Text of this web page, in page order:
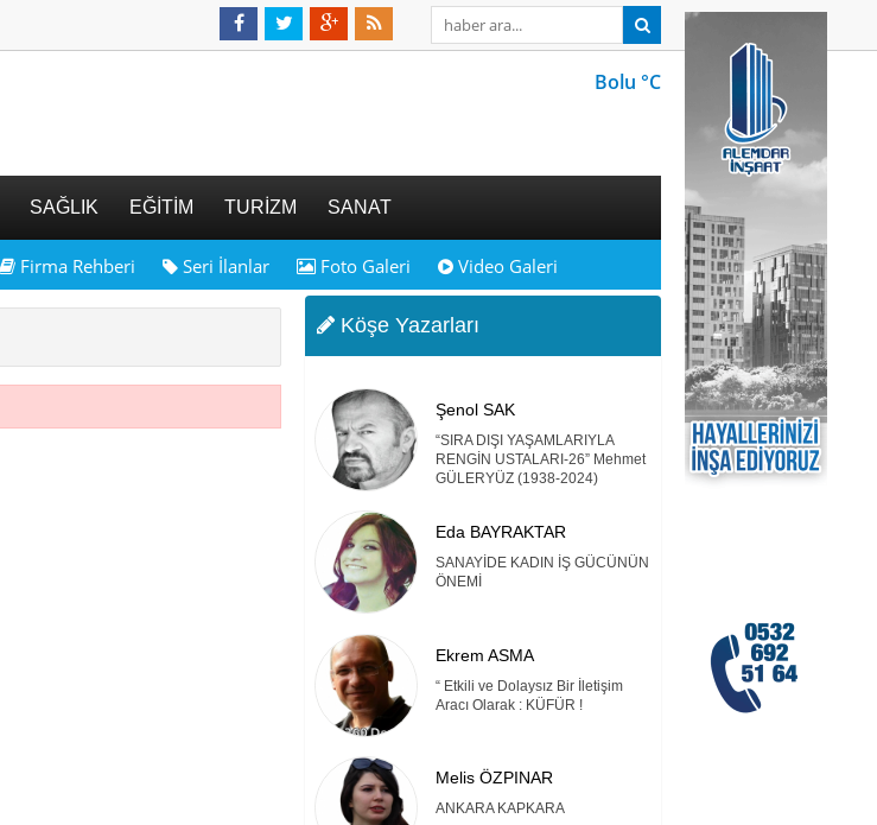
Bolu °C
SAĞLIK EĞİTİM TURİZM SANAT
Firma Rehberi Seri İlanlar Foto Galeri Video Galeri
Köşe Yazarları
Şenol SAK
“SIRA DIŞI YAŞAMLARIYLA
RENGİN USTALARI-26” Mehmet
GÜLERYÜZ (1938-2024)
Eda BAYRAKTAR
SANAYİDE KADIN İŞ GÜCÜNÜN
ÖNEMİ
Ekrem ASMA
“ Etkili ve Dolaysız Bir İletişim
Aracı Olarak : KÜFÜR !
Melis ÖZPINAR
ANKARA KAPKARA